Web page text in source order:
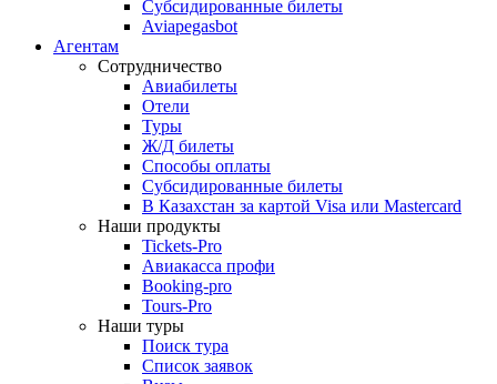
Субсидированные билеты
Aviapegasbot
Агентам
Сотрудничество
Авиабилеты
Отели
Туры
Ж/Д билеты
Способы оплаты
Субсидированные билеты
В Казахстан за картой Visa или Masterсard
Наши продукты
Tickets-Pro
Авиакасса профи
Booking-pro
Tours-Pro
Наши туры
Поиск тура
Список заявок